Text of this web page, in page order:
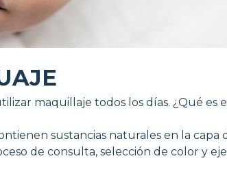
maquillaje todos los días. ¿Qué es
sustancias naturales en la capa
de consulta, selección de color y